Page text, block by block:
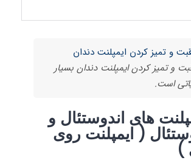
و تمیز کردن ایمپلنت دندان
و تمیز کردن ایمپلنت دندان بسیار
است.
های اندوستئال و
( ایمپلنت‌ روی
)